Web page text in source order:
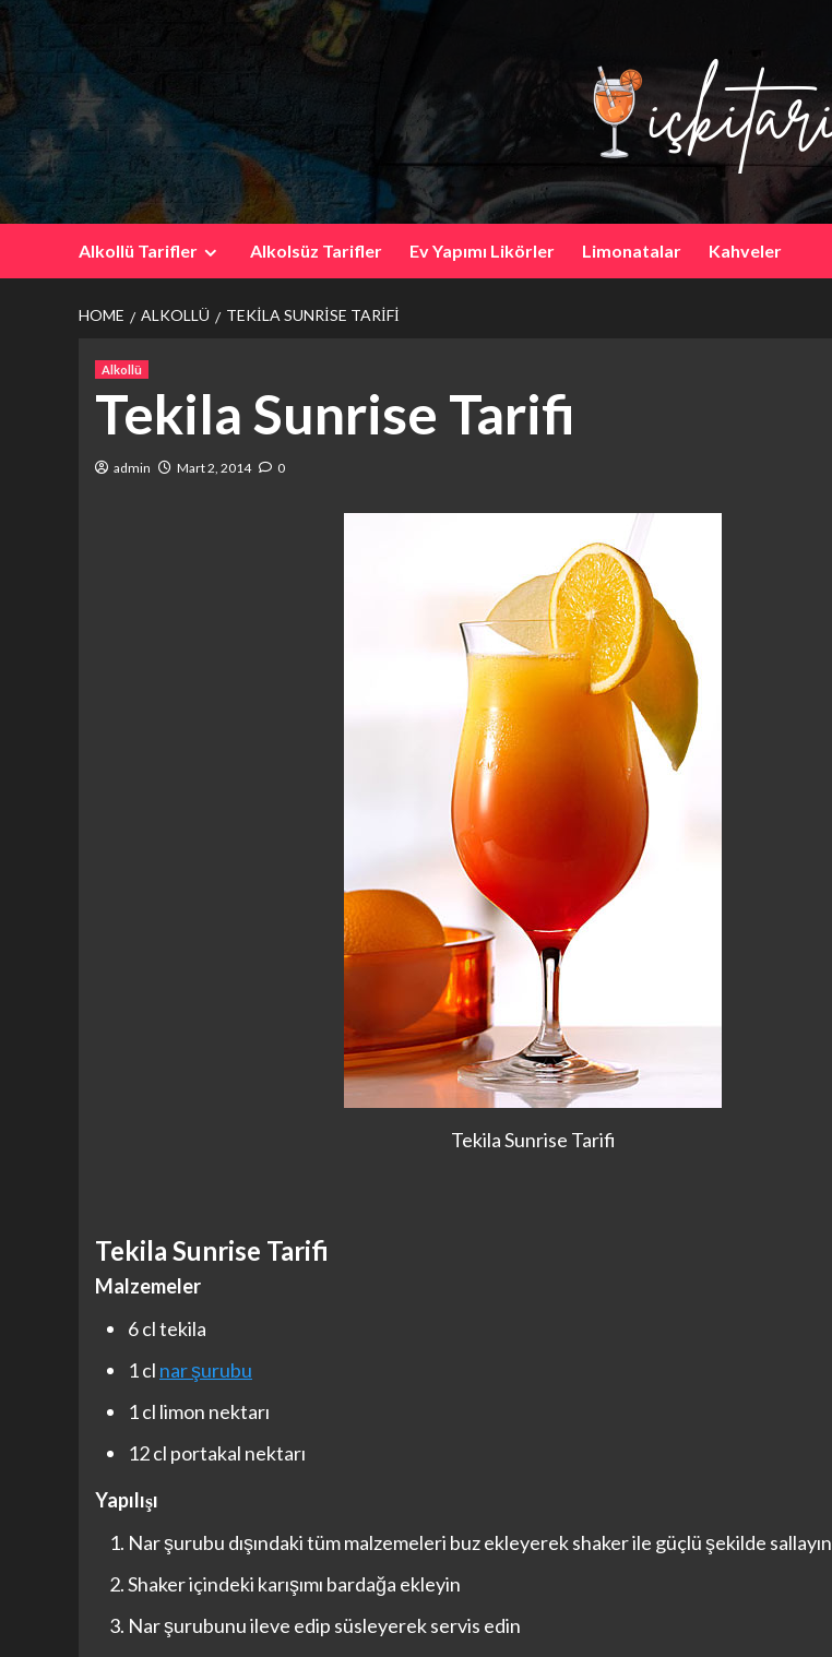
to
Alkollü Tarifler Alkolsüz Tarifler Ev Yapımı Likörler Limonatalar Kahveler
HOME ALKOLLÜ TEKILA SUNRISE TARIFI
Alkollü
Tekila Sunrise Tarifi
admin Mart 2, 2014 0
Tekila Sunrise Tarifi
Tekila Sunrise Tarifi
Malzemeler
6 cl tekila
1 cl nar şurubu
1 cl limon nektarı
12 cl portakal nektarı
Yapılışı
Nar şurubu dışındaki tüm malzemeleri buz ekleyerek shaker ile güçlü şekilde sallayın
Shaker içindeki karışımı bardağa ekleyin
Nar şurubunu ileve edip süsleyerek servis edin